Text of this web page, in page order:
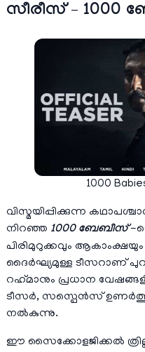
സീരീസ് – 1000
1000
വിസ്മയിപ്പിക്കുന്ന
നിറഞ്ഞ 1000 ബേബീസ്-
പിരിമുറുക്കവും ആകാംക്ഷയും
ദൈർഘ്യമുള്ള ടീസറാണ്
റഹ്‌മാനും പ്രധാന
ടീസർ, സസ്പെൻസ്
നൽകുന്നു.
ഈ സൈക്കോളജിക്കൽ